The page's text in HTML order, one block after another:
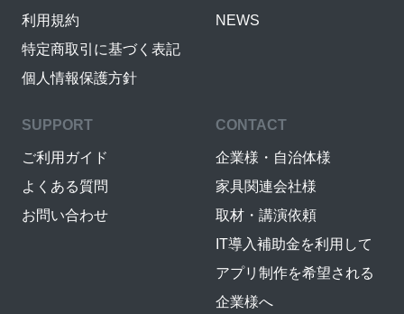
利用規約
特定商取引に基づく表記
個人情報保護方針
NEWS
SUPPORT
ご利用ガイド
よくある質問
お問い合わせ
CONTACT
企業様・自治体様
家具関連会社様
取材・講演依頼
IT導入補助金を利用して
アプリ制作を希望される
企業様へ